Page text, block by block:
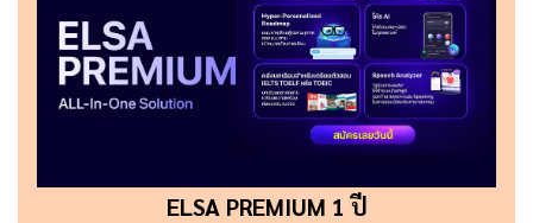
ELSA PREMIUM 1 ปี